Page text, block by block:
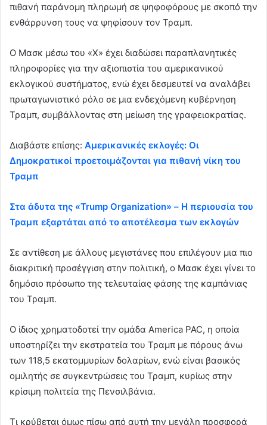
πιθανή παράνομη πληρωμή σε ψηφοφόρους με σκοπό την
ενθάρρυνση τους να ψηφίσουν τον Τραμπ.
O Μασκ μέσω του «X» έχει διαδώσει παραπλανητικές
πληροφορίες για την αξιοπιστία του αμερικανικού
εκλογικού συστήματος, ενώ έχει δεσμευτεί να αναλάβει
πρωταγωνιστικό ρόλο σε μια ενδεχόμενη κυβέρνηση
Τραμπ, συμβάλλοντας στη μείωση της γραφειοκρατίας.
Διαβάστε επίσης: Αμερικανικές εκλογές: Οι
Δημοκρατικοί προετοιμάζονται για πιθανή νίκη του
Τραμπ
Στα άδυτα της «Trump Organization» – Η περιουσία του
Τραμπ εξαρτάται από το αποτέλεσμα των εκλογών
Σε αντίθεση με άλλους μεγιστάνες που επιλέγουν μια πιο
διακριτική προσέγγιση στην πολιτική, ο Μασκ έχει γίνει το
δημόσιο πρόσωπο της τελευταίας φάσης της καμπάνιας
του Τραμπ.
Ο ίδιος χρηματοδοτεί την ομάδα America PAC, η οποία
υποστηρίζει την εκστρατεία του Τραμπ με πόρους άνω
των 118,5 εκατομμυρίων δολαρίων, ενώ είναι βασικός
ομιλητής σε συγκεντρώσεις του Τραμπ, κυρίως στην
κρίσιμη πολιτεία της Πενσιλβάνια.
Τι κρύβεται όμως πίσω από αυτή την μεγάλη προσφορά